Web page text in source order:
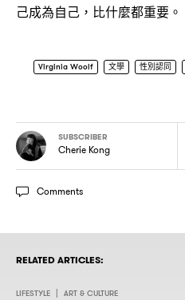
己成為自己 ， 比什麼都重要。
Virginia Woolf 文學 性別認同
SUBSCRIBER
Cherie Kong
Comments
RELATED ARTICLES:
LIFESTYLE ART & CULTURE